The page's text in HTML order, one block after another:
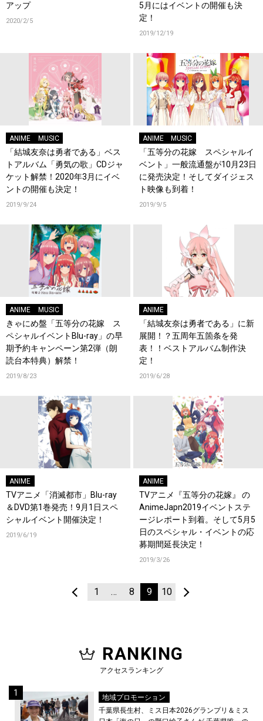
アップ
2020/2/5
5月にはイベントの開催も決
定！
2019/12/19
ANIME MUSIC
「結城友奈は勇者である」ベス
トアルバム「勇気の歌」CDジャ
ケット解禁！2020年3月にイベ
ントの開催も決定！
2019/9/24
ANIME MUSIC
「五等分の花嫁 スペシャルイ
ベント」一般流通盤が10月23日
に発売決定！そしてダイジェス
ト映像も到着！
2019/9/5
ANIME MUSIC
きゃにめ盤「五等分の花嫁 ス
ペシャルイベントBlu-ray」の早
期予約キャンペーン第2弾（朗
読台本特典）解禁！
2019/8/23
ANIME
「結城友奈は勇者である」に新
展開！？五周年五箇条を発
表！！ベストアルバム制作決
定！
2019/6/28
ANIME
TVアニメ「消滅都市」Blu-ray
＆DVD第1巻発売！9月1日スペ
シャルイベント開催決定！
2019/6/19
ANIME
TVアニメ『五等分の花嫁』 の
AnimeJapn2019イベントステ
ージレポート到着。そして5月5
日のスペシャル・イベントの応
募期間延長決定！
2019/3/26
1 … 8 9 10
RANKING
アクセスランキング
地域プロモーション
千葉県長生村、ミス日本2026グランプリ＆ミス